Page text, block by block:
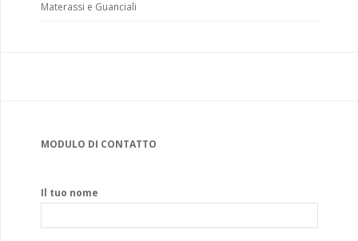
Materassi e Guanciali
MODULO DI CONTATTO
Il tuo nome